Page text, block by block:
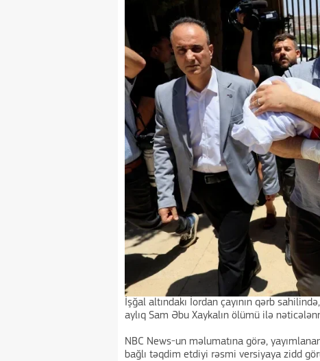
İşğal altındakı İordan çayının qərb
aylıq Sam Əbu Xaykalın ölümü ilə
NBC News-un məlumatına görə,
bağlı təqdim etdiyi rəsmi versiyaya zidd